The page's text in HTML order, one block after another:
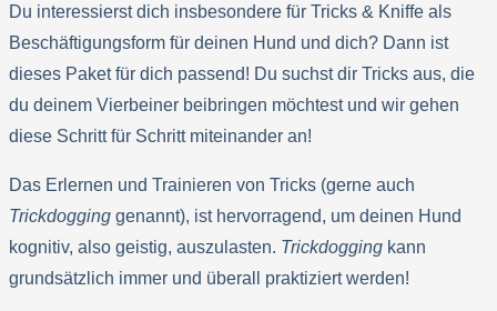
Du interessierst dich insbesondere für Tricks & Kniffe als
Beschäftigungsform für deinen Hund und dich? Dann ist
dieses Paket für dich passend! Du suchst dir Tricks aus, die
du deinem Vierbeiner beibringen möchtest und wir gehen
diese Schritt für Schritt miteinander an!
Das Erlernen und Trainieren von Tricks (gerne auch
Trickdogging genannt), ist hervorragend, um deinen Hund
kognitiv, also geistig, auszulasten. Trickdogging kann
grundsätzlich immer und überall praktiziert werden!